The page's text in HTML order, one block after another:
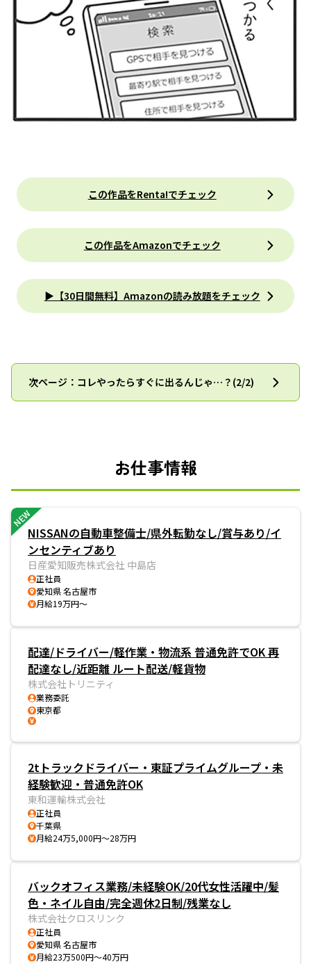
この作品をRenta!でチェック
この作品をAmazonでチェック
▶【30日間無料】Amazonの読み放題をチェック
次ページ：コレやったらすぐに出るんじゃ…？(2/2)
お仕事情報
NEW
NISSANの自動車整備士/県外転勤なし/賞与あり/イ
ンセンティブあり
日産愛知販売株式会社 中島店
正社員
愛知県 名古屋市
月給19万円～
配達/ドライバー/軽作業・物流系 普通免許でOK 再
配達なし/近距離 ルート配送/軽貨物
株式会社トリニティ
業務委託
東京都
2tトラックドライバー・東証プライムグループ・未
経験歓迎・普通免許OK
東和運輸株式会社
正社員
千葉県
月給24万5,000円～28万円
バックオフィス業務/未経験OK/20代女性活躍中/髪
色・ネイル自由/完全週休2日制/残業なし
株式会社クロスリンク
正社員
愛知県 名古屋市
月給23万500円～40万円